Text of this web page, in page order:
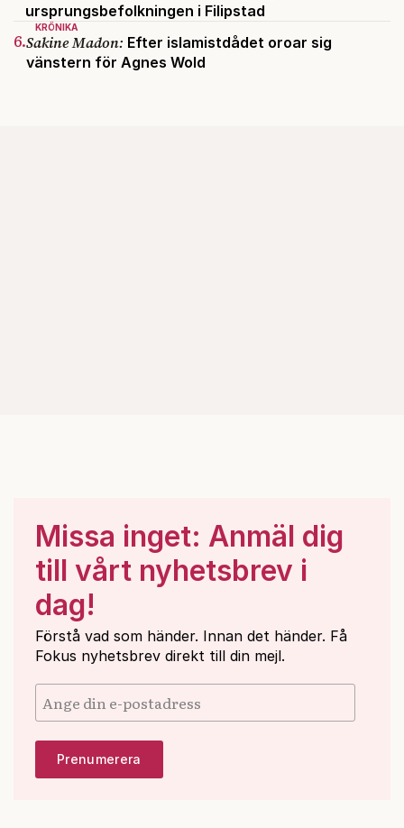
ursprungsbefolkningen i Filipstad
KRÖNIKA
6.Sakine Madon: Efter islamistdådet oroar sig
vänstern för Agnes Wold
Missa inget: Anmäl dig
till vårt nyhetsbrev i
dag!
Förstå vad som händer. Innan det händer. Få
Fokus nyhetsbrev direkt till din mejl.